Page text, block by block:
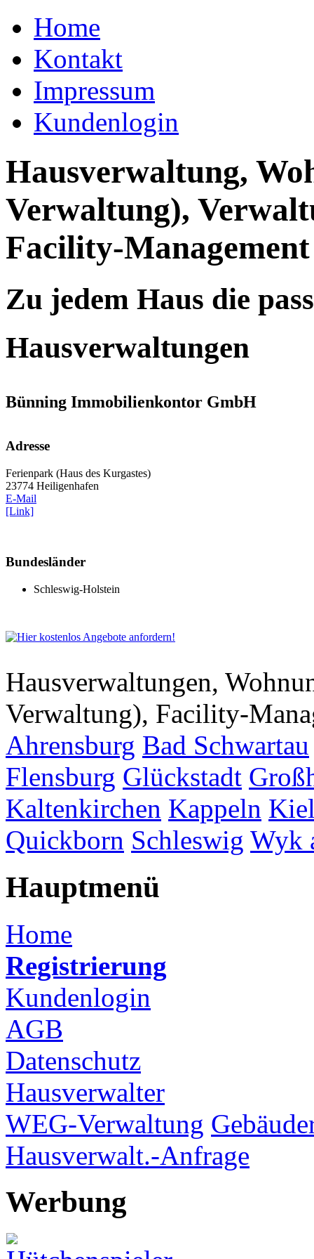
Home
Kontakt
Impressum
Kundenlogin
Hausverwaltung,
Verwaltung),
Facility-Management
Zu jedem Haus die
Hausverwaltungen
Bünning Immobilienkontor GmbH
Adresse
Ferienpark (Haus des Kurgastes)
23774 Heiligenhafen
E-Mail
[Link]
Bundesländer
Schleswig-Holstein
Hausverwaltungen,
Verwaltung), Facility-
Ahrensburg Bad Schwartau
Flensburg Glückstadt
Kaltenkirchen Kappeln
Quickborn Schleswig Wyk
Hauptmenü
Home
Registrierung
Kundenlogin
AGB
Datenschutz
Hausverwalter
WEG-Verwaltung
Hausverwalt.-Anfrage
Werbung